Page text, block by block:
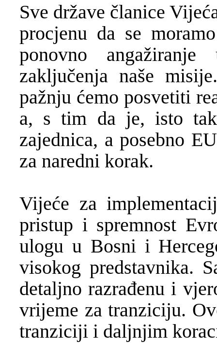
Sve države članice
procjenu da se
ponovno
zaključenja naše
pažnju ćemo posvetiti
a, s tim da je, isto
zajednica, a posebno
za naredni korak.
Vijeće za
pristup i spremnost
ulogu u Bosni i
visokog predstavnika.
detaljno razrađenu i
vrijeme za tranziciju.
tranziciji i daljnjim